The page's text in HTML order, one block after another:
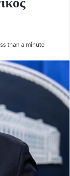
than a minute